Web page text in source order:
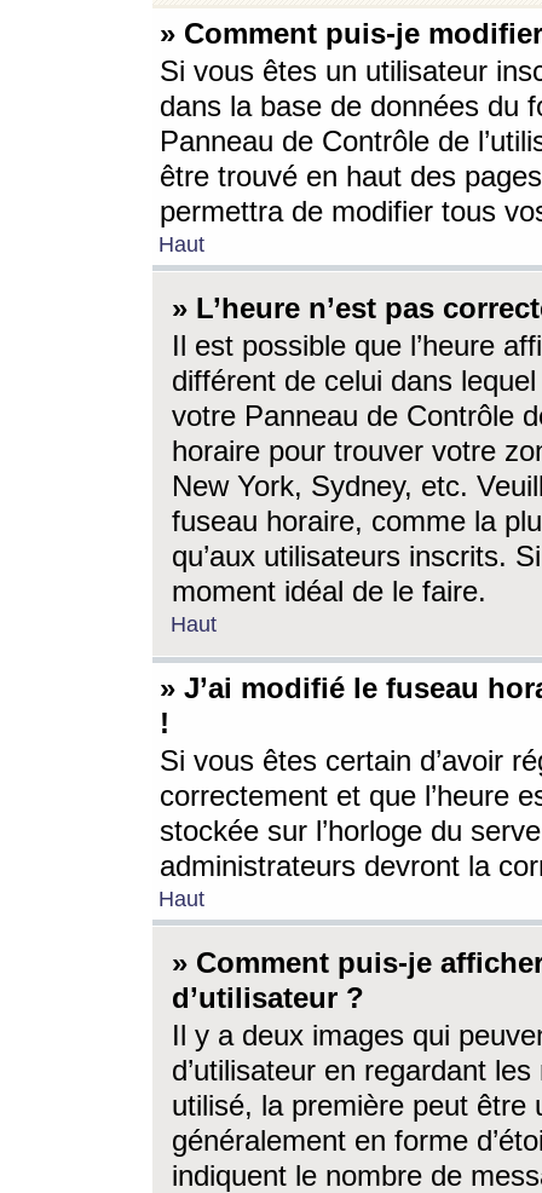
» Comment puis-je
Si vous êtes un utilisateur
dans la base de données du
Panneau de Contrôle de
être trouvé en haut des
permettra de modifier tous
Haut
» L’heure n’est pas
Il est possible que l’heure
différent de celui dans
votre Panneau de Contrôle
horaire pour trouver votre
New York, Sydney, etc.
fuseau horaire, comme la
qu’aux utilisateurs inscrits.
moment idéal de le faire.
Haut
» J’ai modifié le fuseau
!
Si vous êtes certain d’avoir
correctement et que l’heure
stockée sur l’horloge du
administrateurs devront la
Haut
» Comment puis-je
d’utilisateur ?
Il y a deux images qui
d’utilisateur en regardant
utilisé, la première peut être
généralement en forme
indiquent le nombre de